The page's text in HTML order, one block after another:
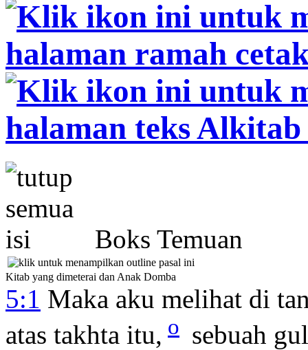
Boks Temuan
Kitab yang dimeterai dan Anak Domba
5:1 Maka aku melihat di
atas takhta itu, o sebuah